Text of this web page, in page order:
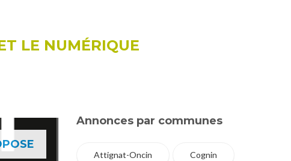
LE NUMÉRIQUE
Annonces par communes
Attignat-Oncin Cognin